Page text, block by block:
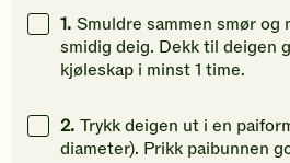
å
gi
vurdering.
gi
din
vurdering.
1. Smuldre sammen smør og
smidig deig. Dekk til deigen
kjøleskap i minst 1 time.
2. Trykk deigen ut i en
diameter). Prikk paibunnen